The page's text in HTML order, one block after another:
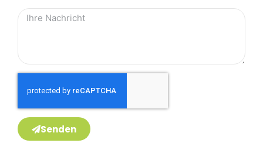
Senden